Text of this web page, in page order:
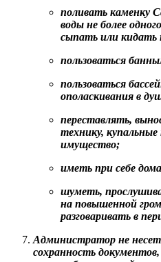
поливать каменку
воды не более
сыпать или кидать
пользоваться
пользоваться
ополаскивания в
переставлять,
технику,
имущество;
иметь при себе
шуметь,
на повышенной
разговаривать в
Администратор не
сохранность